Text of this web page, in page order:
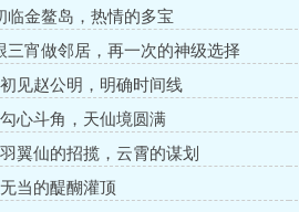
临金鳌岛，热情的多宝
三宵做邻居，再一次的神级选择
见赵公明，明确时间线
心斗角，天仙境圆满
翼仙的招揽，云霄的谋划
当的醍醐灌顶